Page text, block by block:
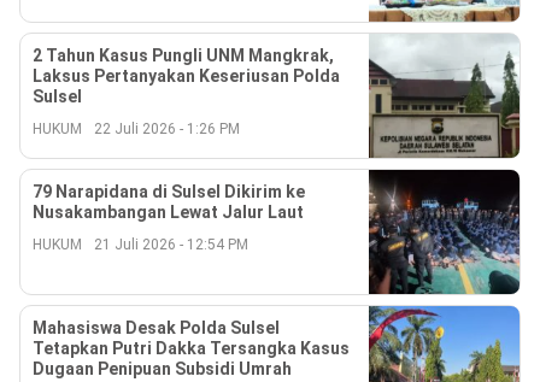
2 Tahun Kasus Pungli UNM Mangkrak,
Laksus Pertanyakan Keseriusan Polda
Sulsel
HUKUM 22 Juli 2026 - 1:26 PM
79 Narapidana di Sulsel Dikirim ke
Nusakambangan Lewat Jalur Laut
HUKUM 21 Juli 2026 - 12:54 PM
Mahasiswa Desak Polda Sulsel
Tetapkan Putri Dakka Tersangka Kasus
Dugaan Penipuan Subsidi Umrah